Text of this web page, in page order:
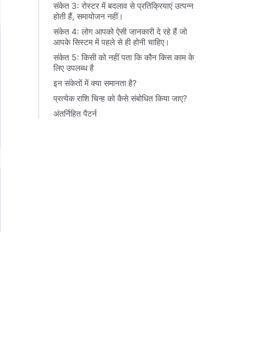
संकेत 3: रोस्टर में बदलाव से प्रतिक्रियाएं उत्पन्न
होती हैं, समायोजन नहीं।
संकेत 4: लोग आपको ऐसी जानकारी दे रहे हैं जो
आपके सिस्टम में पहले से ही होनी चाहिए।
संकेत 5: किसी को नहीं पता कि कौन किस काम के
लिए उपलब्ध है
इन संकेतों में क्या समानता है?
प्रत्येक राशि चिन्ह को कैसे संबोधित किया जाए?
अंतर्निहित पैटर्न